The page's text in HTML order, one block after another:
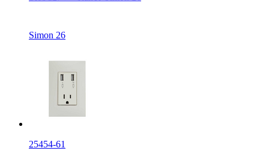
Simon 26
25454-61